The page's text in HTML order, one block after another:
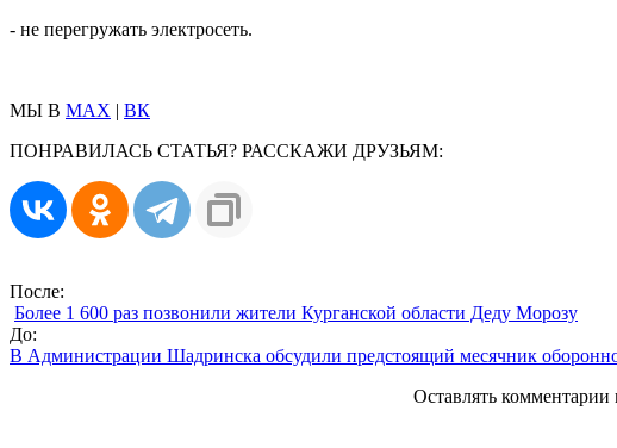
- не перегружать электросеть.
МЫ В MAX | ВК
ПОНРАВИЛАСЬ СТАТЬЯ? РАССКАЖИ ДРУЗЬЯМ:
После:
Более 1 600 раз позвонили жители Курганской области Деду Морозу
До:
В Администрации Шадринска обсудили предстоящий месячник
Оставлять комментарии